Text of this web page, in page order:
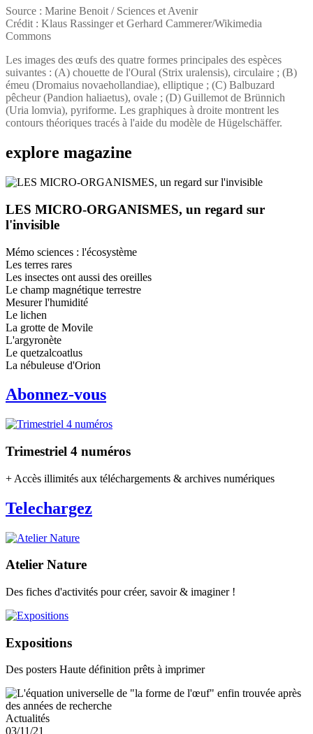
Source : Marine Benoit / Sciences et Avenir
Crédit : Klaus Rassinger et Gerhard Cammerer/Wikimedia
Commons
Les images des œufs des quatre formes principales des espèces
suivantes : (A) chouette de l'Oural (Strix uralensis), circulaire ; (B)
émeu (Dromaius novaehollandiae), elliptique ; (C) Balbuzard
pêcheur (Pandion haliaetus), ovale ; (D) Guillemot de Brünnich
(Uria lomvia), pyriforme. Les graphiques à droite montrent les
contours théoriques tracés à l'aide du modèle de Hügelschäffer.
explore magazine
LES MICRO-ORGANISMES, un regard sur
l'invisible
Mémo sciences : l'écosystème
Les terres rares
Les insectes ont aussi des oreilles
Le champ magnétique terrestre
Mesurer l'humidité
Le lichen
La grotte de Movile
L'argyronète
Le quetzalcoatlus
La nébuleuse d'Orion
Abonnez-vous
Trimestriel 4 numéros
+ Accès illimités aux téléchargements & archives numériques
Telechargez
Atelier Nature
Des fiches d'activités pour créer, savoir & imaginer !
Expositions
Des posters Haute définition prêts à imprimer
Actualités
03/11/21